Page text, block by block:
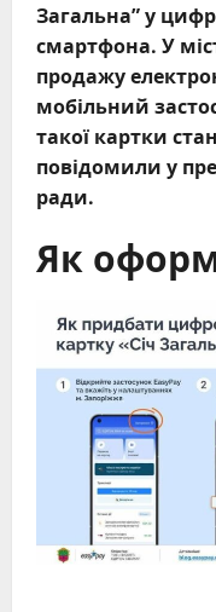
Загальна” у
смартфона. У
продажу
мобільний
такої картки
повідомили у
ради.
Як